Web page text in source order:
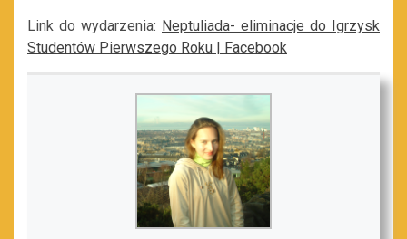
Link do wydarzenia: Neptuliada- eliminacje do Igrzysk
Studentów Pierwszego Roku | Facebook